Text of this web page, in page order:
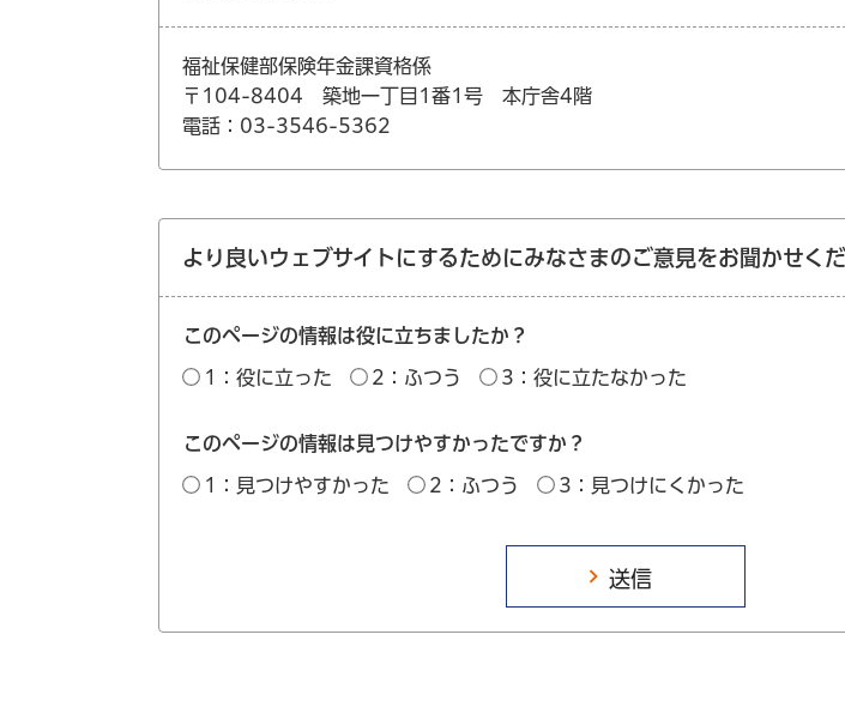
福祉保健部保険年金課資格係
〒104-8404 築地一丁目1番1号 本庁舎4階
電話：03-3546-5362
より良いウェブサイトにするためにみなさまのご意見をお聞かせく
このページの情報は役に立ちましたか？
1：役に立った 2：ふつう 3：役に立たなかった
このページの情報は見つけやすかったですか？
1：見つけやすかった 2：ふつう 3：見つけにくかった